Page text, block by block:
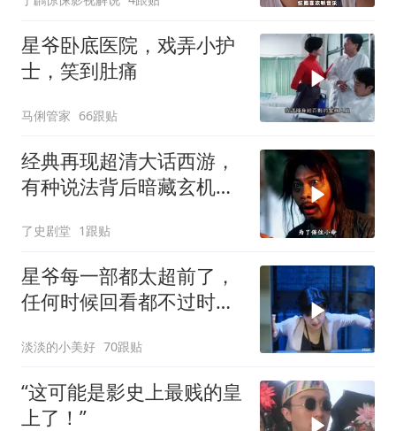
星爷卧底医院，戏弄小护
士，笑到肚痛
马俐管家 66跟贴
经典再现超清大话西游，
有种说法背后暗藏玄机，
了史剧堂 1跟贴
星爷每一部都太超前了，
任何时候回看都不过时，
淡淡的小美好 70跟贴
“这可能是影史上最贱的皇
上了！”